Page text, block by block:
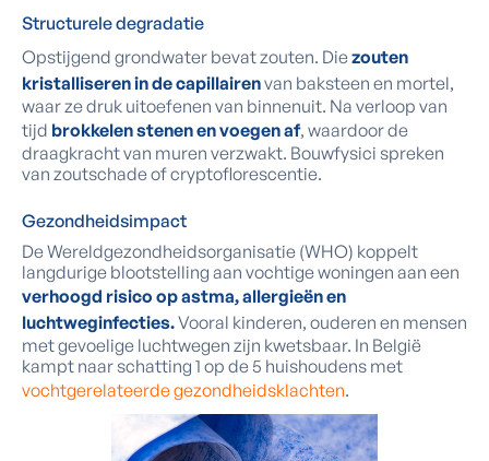
Structurele degradatie
Opstijgend grondwater bevat zouten. Diezouten
kristalliseren in de capillairenvan baksteen en mortel,
waar ze druk uitoefenen van binnenuit. Na verloop van
tijd brokkelen stenen en voegen af, waardoor de
draagkracht van muren verzwakt. Bouwfysici spreken
van zoutschade of cryptoflorescentie.
Gezondheidsimpact
De Wereldgezondheidsorganisatie (WHO) koppelt
langdurige blootstelling aan vochtige woningen aan een
verhoogd risico op astma, allergieën en
luchtweginfecties.Vooral kinderen, ouderen en mensen
met gevoelige luchtwegen zijn kwetsbaar. In België
kampt naar schatting 1 op de 5 huishoudens met
vochtgerelateerde gezondheidsklachten.